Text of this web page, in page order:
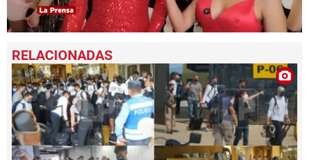
seconds
of
1
minute,
49
seconds